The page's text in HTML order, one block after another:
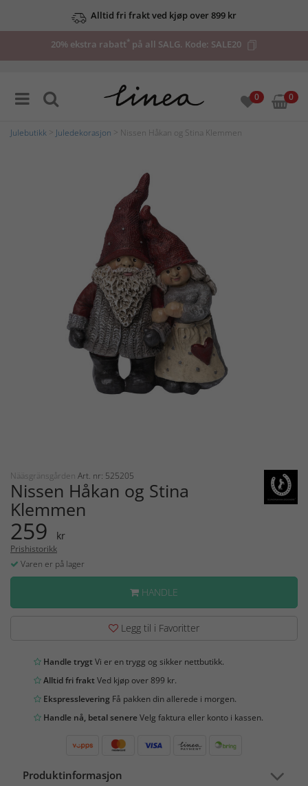
Alltid fri frakt ved kjøp over 899 kr
20% ekstra rabatt* på all SALG. Kode: SALE20
0 0
Julebutikk Juledekorasjon > Nissen Håkan og Stina Klemmen
Nääsgränsgården Art. nr: 525205
Nissen Håkan og Stina
Klemmen
259 kr
Prishistorikk
Varen er på lager
HANDLE
Legg til i Favoritter
Handle trygtVi er en trygg og sikker nettbutikk.
Alltid fri fraktVed kjøp over 899 kr.
Ekspresslevering Få pakken din allerede i morgen.
Handle nå, betal senereVelg faktura eller konto i kassen.
Produktinformasjon